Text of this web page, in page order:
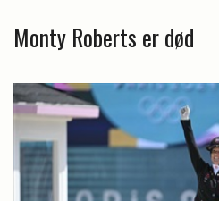
Monty Roberts er død